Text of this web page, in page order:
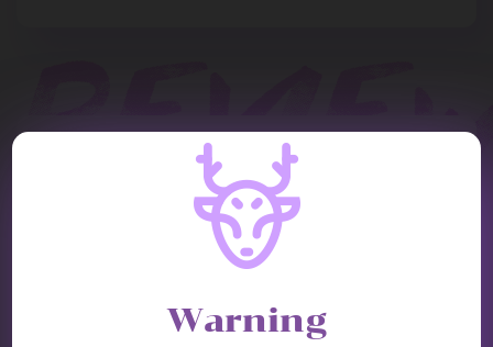
REVIEW
Tommo
Post: 24 December 2024
Warning